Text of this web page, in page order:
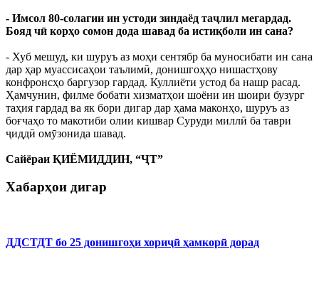
- Имсол 80-солагии ин устоди зиндаёд таҷлил мегардад.
Бояд чӣ корҳо сомон дода шавад ба истиқболи ин сана?
- Хуб мешуд, ки шуруъ аз моҳи сентябр ба муносибати ин сана
дар ҳар муассисаҳои таълимӣ, донишгоҳҳо нишастҳову
конфронсҳо баргузор гардад. Куллиёти устод ба нашр расад.
Ҳамчунин, филме бобати хизматҳои шоёни ин шоири бузург
таҳия гардад ва як бори дигар дар ҳама маконҳо, шуруъ аз
боғчаҳо то макотиби олии кишвар Суруди миллӣ ба таври
ҷиддӣ омӯзонида шавад.
Сайёраи ҚИЁМИДДИН, “ҶТ”
Хабарҳои дигар
ДДСТДТ бо 25 донишгоҳи хориҷӣ ҳамкорӣ дорад